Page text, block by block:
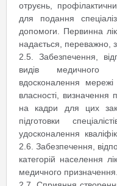
отруєнь,
для подання
допомоги. Первинна
надається, переважно,
2.5. Забезпечення,
видів медичного
вдосконалення
власності,
на кадри для цих
підготовки
удосконалення
2.6. Забезпечення,
категорій населення
медичного призначення.